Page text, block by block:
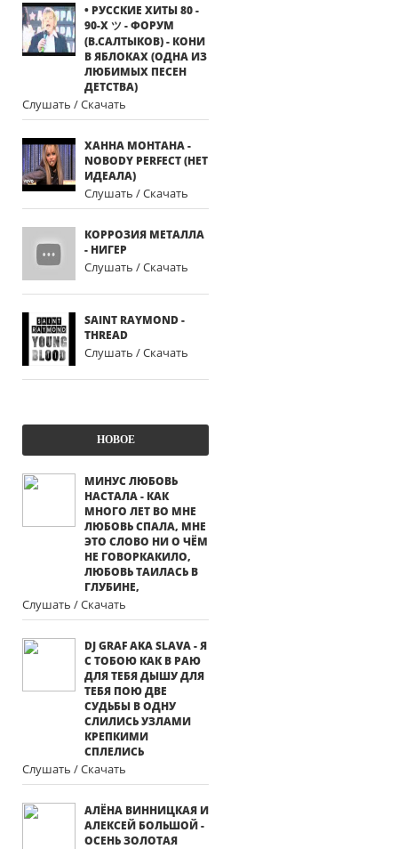
• РУССКИЕ ХИТЫ 80 -
90-Х ツ - ФОРУМ
(В.САЛТЫКОВ) - КОНИ
В ЯБЛОКАХ (ОДНА ИЗ
ЛЮБИМЫХ ПЕСЕН
ДЕТСТВА)
Слушать / Скачать
ХАННА МОНТАНА -
NOBODY PERFECT (НЕТ
ИДЕАЛА)
Слушать / Скачать
КОРРОЗИЯ МЕТАЛЛА
- НИГЕР
Слушать / Скачать
SAINT RAYMOND -
THREAD
Слушать / Скачать
НОВОЕ
МИНУС ЛЮБОВЬ
НАСТАЛА - КАК
МНОГО ЛЕТ ВО МНЕ
ЛЮБОВЬ СПАЛА, МНЕ
ЭТО СЛОВО НИ О ЧЁМ
НЕ ГОВОРКАКИЛО,
ЛЮБОВЬ ТАИЛАСЬ В
ГЛУБИНЕ,
Слушать / Скачать
DJ GRAF AKA SLAVA - Я
С ТОБОЮ КАК В РАЮ
ДЛЯ ТЕБЯ ДЫШУ ДЛЯ
ТЕБЯ ПОЮ ДВЕ
СУДЬБЫ В ОДНУ
СЛИЛИСЬ УЗЛАМИ
КРЕПКИМИ
СПЛЕЛИСЬ
Слушать / Скачать
АЛЁНА ВИННИЦКАЯ И
АЛЕКСЕЙ БОЛЬШОЙ -
ОСЕНЬ ЗОЛОТАЯ